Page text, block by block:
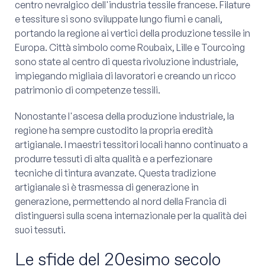
centro nevralgico dell'industria tessile francese. Filature
e tessiture si sono sviluppate lungo fiumi e canali,
portando la regione ai vertici della produzione tessile in
Europa. Città simbolo come Roubaix, Lille e Tourcoing
sono state al centro di questa rivoluzione industriale,
impiegando migliaia di lavoratori e creando un ricco
patrimonio di competenze tessili.
Nonostante l'ascesa della produzione industriale, la
regione ha sempre custodito la propria eredità
artigianale. I maestri tessitori locali hanno continuato a
produrre tessuti di alta qualità e a perfezionare
tecniche di tintura avanzate. Questa tradizione
artigianale si è trasmessa di generazione in
generazione, permettendo al nord della Francia di
distinguersi sulla scena internazionale per la qualità dei
suoi tessuti.
Le sfide del 20esimo secolo